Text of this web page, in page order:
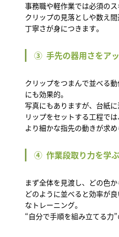
事務職や軽作業では必須のス
クリップの見落としや数え
丁寧さが身につきます。
③ 手先の器用さをア
クリップをつまんで並べる
にも効果的。
写真にもありますが、台紙
リップをセットする工程では
より細かな指先の動きが求め
④ 作業段取り力を学ぶ
まず全体を見渡し、どの色か
どのように並べると効率が
なトレーニング。
“自分で手順を組み立てる力”